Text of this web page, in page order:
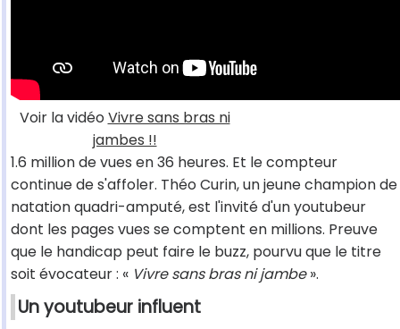
Voir la vidéo Vivre sans bras ni
jambes !!
1.6 million de vues en 36 heures. Et le compteur
continue de s'affoler. Théo Curin, un jeune champion de
natation quadri-amputé, est l'invité d'un youtubeur
dont les pages vues se comptent en millions. Preuve
que le handicap peut faire le buzz, pourvu que le titre
soit évocateur : « Vivre sans bras ni jambe».
Un youtubeur influent